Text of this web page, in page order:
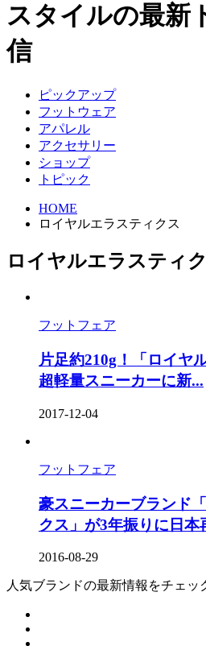
スタイルの最新
信
ピックアップ
フットウェア
アパレル
アクセサリー
ショップ
トピック
HOME
ロイヤルエラスティクス
ロイヤルエラスティ
フットフェア
片足約210g！「ロイヤ
超軽量スニーカーに新...
2017-12-04
フットフェア
豪スニーカーブランド
クス」が3年振りに日本
2016-08-29
人気ブランドの最新情報をチェッ